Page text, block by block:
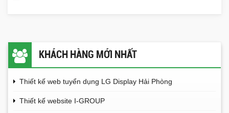
KHÁCH HÀNG MỚI NHẤT
Thiết kế web tuyển dụng LG Display Hải Phòng
Thiết kế website I-GROUP